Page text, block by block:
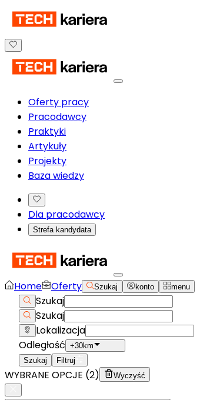
Oferty pracy
Pracodawcy
Praktyki
Artykuły
Projekty
Baza wiedzy
Dla pracodawcy
Strefa kandydata
Home Oferty Szukaj konto menu
Szukaj
Szukaj
Lokalizacja
Odległość +30km
Szukaj
Filtruj
WYBRANE OPCJE (2) Wyczyść